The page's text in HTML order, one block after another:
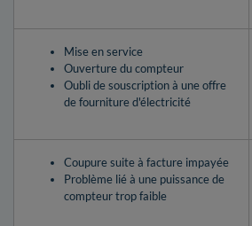
Mise en service
Ouverture du compteur
Oubli de souscription à une offre
de fourniture d'électricité
Coupure suite à facture impayée
Problème lié à une puissance de
compteur trop faible